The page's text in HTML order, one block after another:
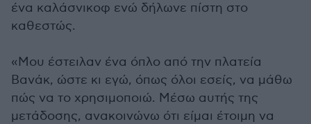
ένα καλάσνικοφ ενώ δήλωνε πίστη στο
καθεστώς.
«Μου έστειλαν ένα όπλο από την πλατεία
Βανάκ, ώστε κι εγώ, όπως όλοι εσείς, να μάθω
πώς να το χρησιμοποιώ. Μέσω αυτής της
μετάδοσης, ανακοινώνω ότι είμαι έτοιμη να